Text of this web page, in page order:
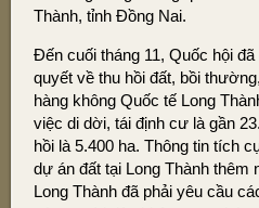
Thành, tỉnh Đồng Nai.
Đến cuối tháng 11, Quốc hội
quyết về thu hồi đất, bồi
hàng không Quốc tế Long
việc di dời, tái định cư là gần
hồi là 5.400 ha. Thông tin tích
dự án đất tại Long Thành
Long Thành đã phải yêu cầu